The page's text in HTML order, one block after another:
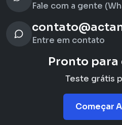
Fale com a gente
Entre em contato
Pronto para
Teste grátis
Começar